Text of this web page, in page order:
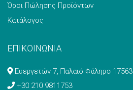
Όροι Πώλησης Προϊόντων
Κατάλογος
ΕΠΙΚΟΙΝΩΝΙΑ
Ευεργετών 7, Παλαιό Φάληρο 17563
+30 210 9811753